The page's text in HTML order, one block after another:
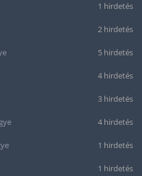
1 hirdetés
2 hirdetés
5 hirdetés
4 hirdetés
3 hirdetés
4 hirdetés
1 hirdetés
1 hirdetés